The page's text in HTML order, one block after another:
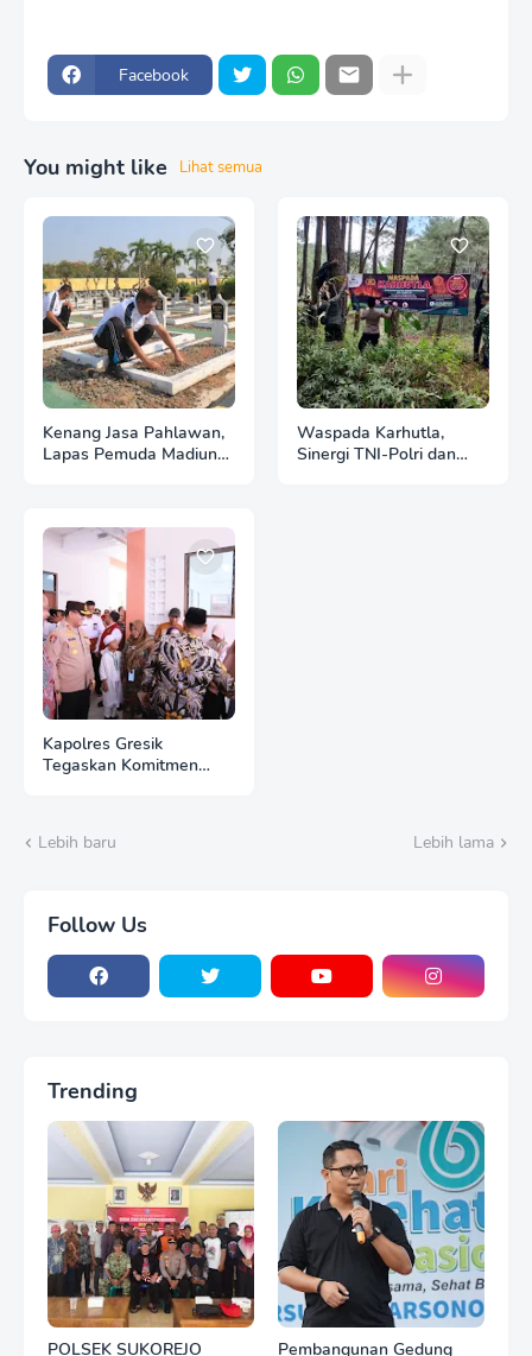
Facebook
You might like Lihat semua
Kenang Jasa Pahlawan,
Lapas Pemuda Madiun
Waspada Karhutla,
Sinergi TNI-Polri dan
Kapolres Gresik
Tegaskan Komitmen
Lebih baru
Lebih lama
Follow Us
Trending
POLSEK SUKOREJO Pembangunan Gedung